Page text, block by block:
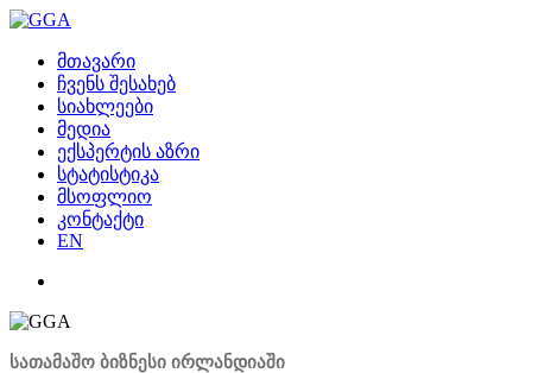
მთავარი
ჩვენს შესახებ
სიახლეები
მედია
ექსპერტის აზრი
სტატისტიკა
მსოფლიო
კონტაქტი
EN
სათამაშო ბიზნესი ირლანდიაში